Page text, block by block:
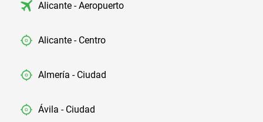
Alicante - Aeropuerto
Alicante - Centro
Almería - Ciudad
Ávila - Ciudad